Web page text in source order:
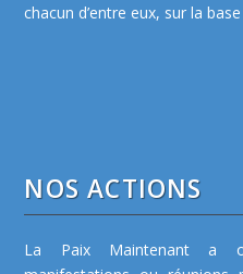
chacun d’entre eux, sur la base
NOS ACTIONS
La Paix Maintenant a